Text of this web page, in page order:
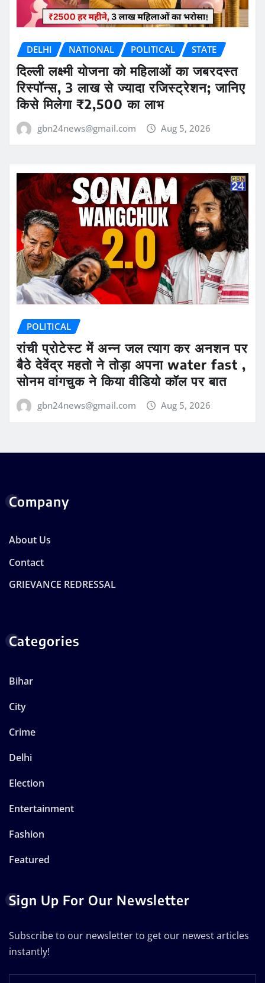
DELHI NATIONAL POLITICAL STATE
दिल्ली लक्ष्मी योजना को महिलाओं का जबरदस्त
रिस्पॉन्स, 3 लाख से ज्यादा रजिस्ट्रेशन; जानिए
किसे मिलेगा ₹2,500 का लाभ
gbn24news@gmail.com Aug 5, 2026
POLITICAL
रांची प्रोटेस्ट में अन्न जल त्याग कर अनशन पर
बैठे देवेंद्र महतो ने तोड़ा अपना water fast ,
सोनम वांगचुक ने किया वीडियो कॉल पर बात
gbn24news@gmail.com Aug 5, 2026
Company
About Us
Contact
GRIEVANCE REDRESSAL
Categories
Bihar
City
Crime
Delhi
Election
Entertainment
Fashion
Featured
Sign Up For Our Newsletter
Subscribe to our newsletter to get our newest articles
instantly!